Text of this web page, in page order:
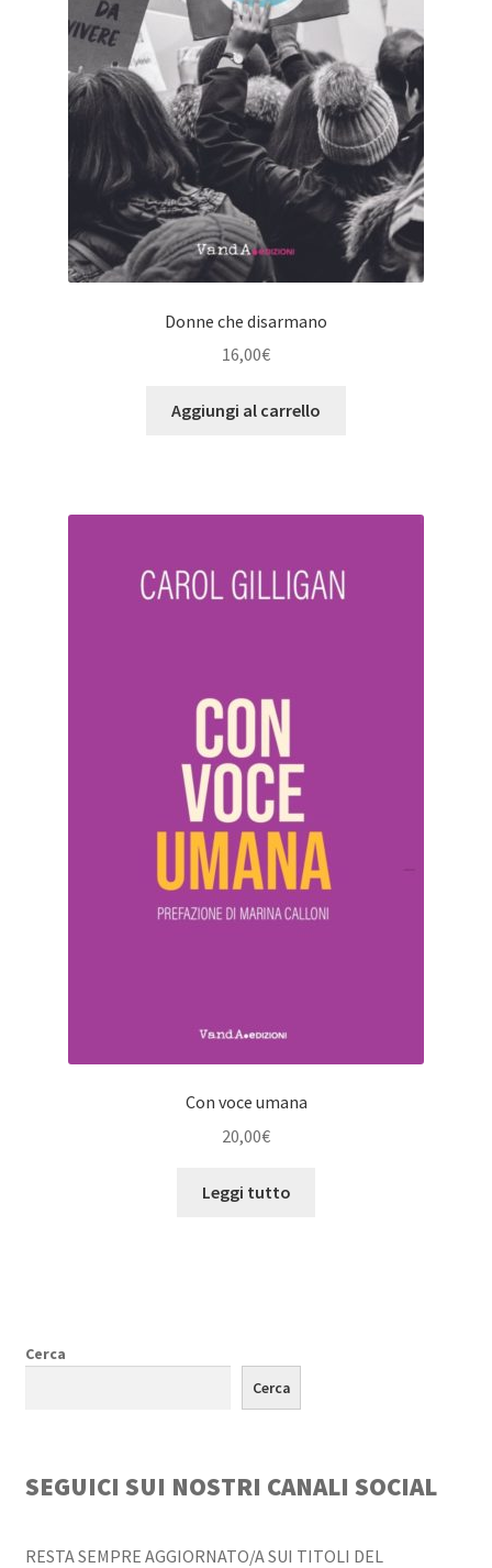
Donne che disarmano
16,00€
Aggiungi al carrello
Con voce umana
20,00€
Leggi tutto
Cerca
Cerca
SEGUICI SUI NOSTRI CANALI SOCIAL
RESTA SEMPRE AGGIORNATO/A SUI TITOLI DEL